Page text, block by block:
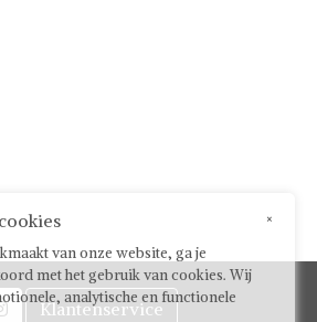
Klantenservice
×
van onze website, ga je
met het gebruik van cookies. Wij
analytische en functionele